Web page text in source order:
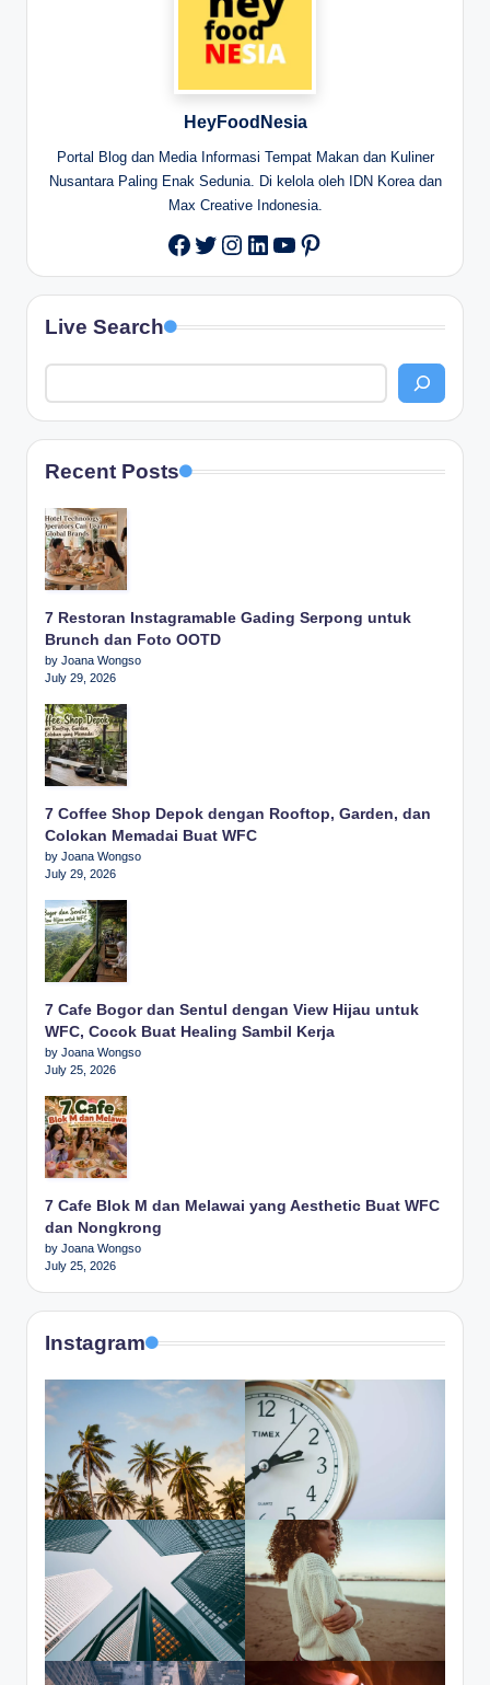
HeyFoodNesia
Portal Blog dan Media Informasi Tempat Makan dan Kuliner
Nusantara Paling Enak Sedunia. Di kelola oleh IDN Korea dan
Max Creative Indonesia.
Facebook
Twitter
Instagram
LinkedIn
YouTube
Pinterest
Live Search
Recent Posts
7 Restoran Instagramable Gading Serpong untuk
Brunch dan Foto OOTD
by Joana Wongso
July 29, 2026
7 Coffee Shop Depok dengan Rooftop, Garden, dan
Colokan Memadai Buat WFC
by Joana Wongso
July 29, 2026
7 Cafe Bogor dan Sentul dengan View Hijau untuk
WFC, Cocok Buat Healing Sambil Kerja
by Joana Wongso
July 25, 2026
7 Cafe Blok M dan Melawai yang Aesthetic Buat WFC
dan Nongkrong
by Joana Wongso
July 25, 2026
Instagram